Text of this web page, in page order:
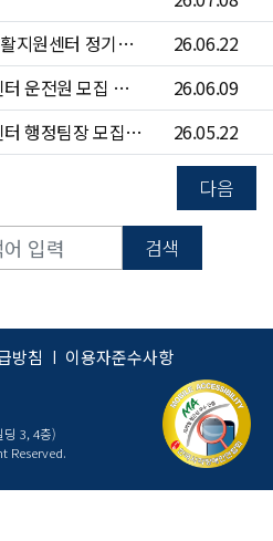
서울특별시 시각장애인 등 생활지원센터 정기점검 안내
26.06.22
서울시각장애인등생활지원센터 운전원 모집 공고(~6/24)
26.06.09
서울시각장애인등생활지원센터 행정팀장 모집 공고(~6/7)
26.05.22
다음
검색
방침 | 이용자준수사항
3, 4층)
Reserved.